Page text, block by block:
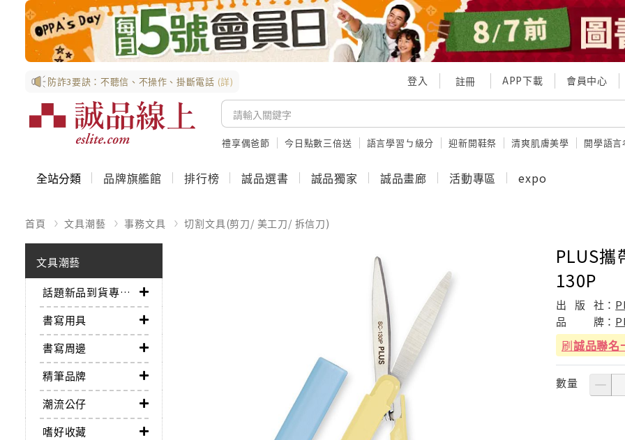
防詐3要訣：不聽信、不操作、掛斷電話 (詳) 登入 註冊 APP下載 會員中心
禮享偶爸節 今日點數三倍送 語言學習ㄅ級分 迎新開鞋祭 清爽肌膚美學 開學語
全站分類 品牌旗艦館 排行榜 誠品選書 誠品獨家 誠品畫廊 活動專區 expo
首頁 文具潮藝 事務文具 切割文具(剪刀/ 美工刀/ 拆信刀)
文具潮藝
話題新品到貨專區➤
書寫用具
書寫周邊
精筆品牌
潮流公仔
嗜好收藏
PLUS
130P
出 版 社：
品
牌：
刷誠品聯名
數量